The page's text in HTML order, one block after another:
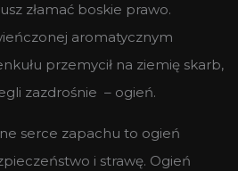
złamać boskie prawo.
aromatycznym
przemycił na ziemię skarb,
zazdrośnie – ogień.
serce zapachu to ogień
i strawę. Ogień